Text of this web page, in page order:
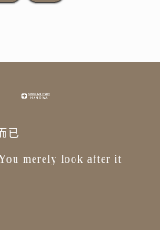
已
merely look after it